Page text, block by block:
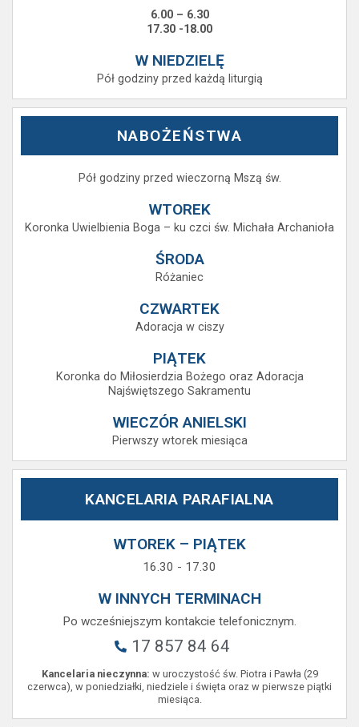
6.00 – 6.30
17.30 -18.00
W NIEDZIELĘ
Pół godziny przed każdą liturgią
NABOŻEŃSTWA
Pół godziny przed wieczorną Mszą św.
WTOREK
Koronka Uwielbienia Boga – ku czci św. Michała Archanioła
ŚRODA
Różaniec
CZWARTEK
Adoracja w ciszy
PIĄTEK
Koronka do Miłosierdzia Bożego oraz Adoracja
Najświętszego Sakramentu
WIECZÓR ANIELSKI
Pierwszy wtorek miesiąca
KANCELARIA PARAFIALNA
WTOREK – PIĄTEK
16.30 - 17.30
W INNYCH TERMINACH
Po wcześniejszym kontakcie telefonicznym.
17 857 84 64
Kancelaria nieczynna: w uroczystość św. Piotra i Pawła (29
czerwca), w poniedziałki, niedziele i święta oraz w pierwsze piątki
miesiąca.